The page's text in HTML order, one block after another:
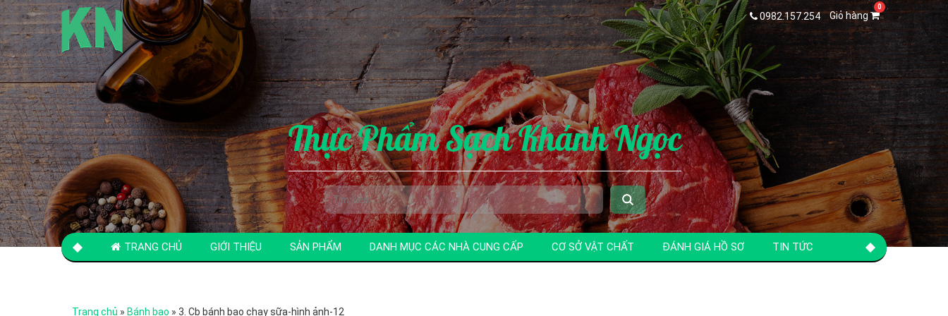
Thực Phẩm Sạch Khánh Ngọc
0982.157.254 Giỏ hàng
TRANG CHỦ GIỚI THIỆU SẢN PHẨM DANH MỤC CÁC NHÀ CUNG CẤP CƠ SỞ VẬT CHẤT ĐÁNH GIÁ HỒ SƠ TIN TỨC
Trang chủ » Bánh bao » 3. Cb bánh bao chay sữa-hình ảnh-12